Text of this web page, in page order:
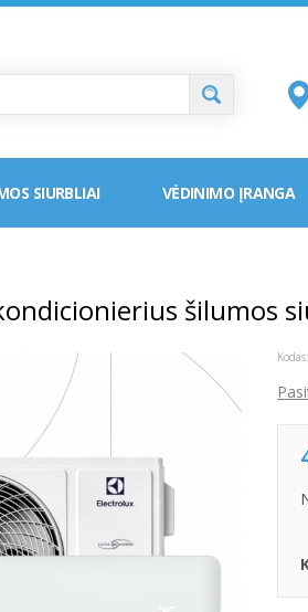
SIURBLIAI VĖDINIMO ĮRANGA
šilumos
Kodas: